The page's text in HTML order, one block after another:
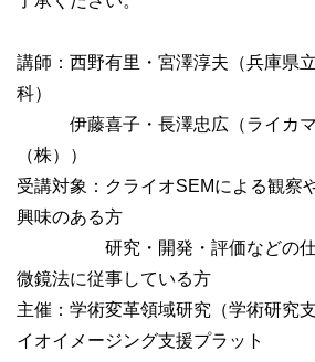
講師：西野有里・宮澤淳夫（兵庫県
科）
伊藤喜子・長澤忠広（ライカマ
（株））
受講対象：クライオSEMによる観察
興味のある方
研究・開発・評価などの仕事
微鏡法に従事している方
主催：学術変革領域研究（学術研究
イオイメージング支援プラット